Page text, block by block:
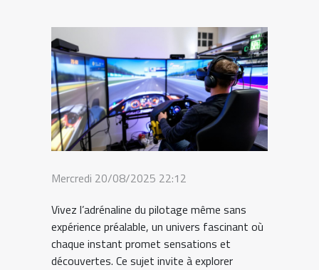
Mercredi 20/08/2025 22:12
Vivez l’adrénaline du pilotage même sans
expérience préalable, un univers fascinant où
chaque instant promet sensations et
découvertes. Ce sujet invite à explorer